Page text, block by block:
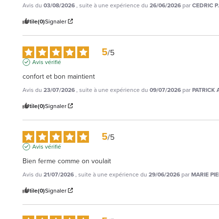
Avis du 03/08/2026, suite à une expérience du 26/06/2026 parCEDRIC P.
Utile(0)Signaler
5/5
Avis vérifié
confort et bon maintient
Avis du 23/07/2026, suite à une expérience du 09/07/2026 parPATRICK
Utile(0)Signaler
5/5
Avis vérifié
Bien ferme comme on voulait
Avis du 21/07/2026, suite à une expérience du 29/06/2026 parMARIE
Utile(0)Signaler